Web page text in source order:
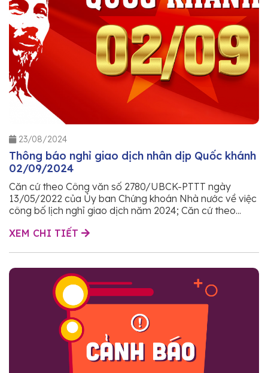
23/08/2024
Thông báo nghỉ giao dịch nhân dịp Quốc khánh
02/09/2024
Căn cứ theo Công văn số 2780/UBCK-PTTT ngày
13/05/2022 của Ủy ban Chứng khoán Nhà nước về việc
công bố lịch nghỉ giao dịch năm 2024; Căn cứ theo...
XEM CHI TIẾT